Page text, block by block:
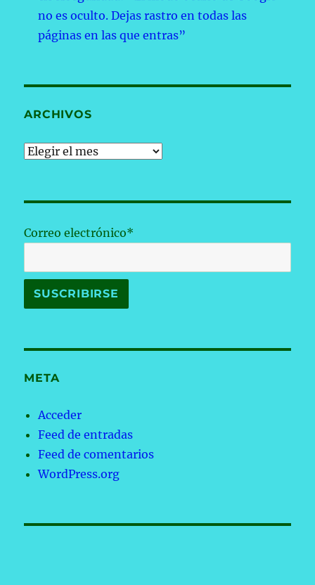
no es oculto. Dejas rastro en todas las
páginas en las que entras”
ARCHIVOS
Archivos
Correo electrónico*
META
Acceder
Feed de entradas
Feed de comentarios
WordPress.org